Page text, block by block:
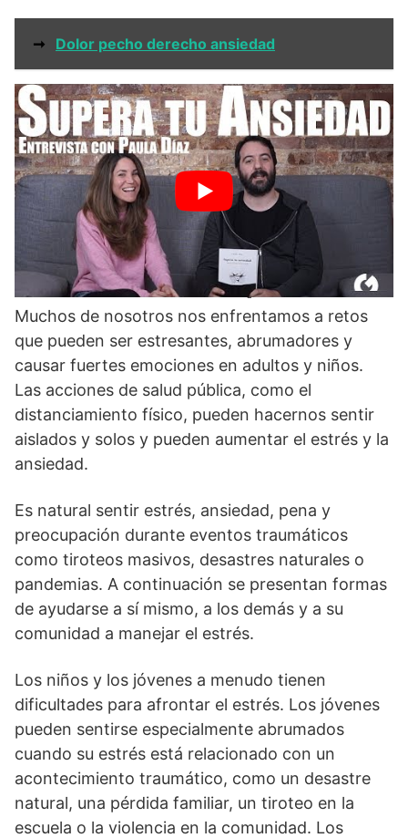
➞ Dolor pecho derecho ansiedad
Ansiedad cómo superar
Muchos de nosotros nos enfrentamos a retos
que pueden ser estresantes, abrumadores y
causar fuertes emociones en adultos y niños.
Las acciones de salud pública, como el
distanciamiento físico, pueden hacernos sentir
aislados y solos y pueden aumentar el estrés y la
ansiedad.
Es natural sentir estrés, ansiedad, pena y
preocupación durante eventos traumáticos
como tiroteos masivos, desastres naturales o
pandemias. A continuación se presentan formas
de ayudarse a sí mismo, a los demás y a su
comunidad a manejar el estrés.
Los niños y los jóvenes a menudo tienen
dificultades para afrontar el estrés. Los jóvenes
pueden sentirse especialmente abrumados
cuando su estrés está relacionado con un
acontecimiento traumático, como un desastre
natural, una pérdida familiar, un tiroteo en la
escuela o la violencia en la comunidad. Los